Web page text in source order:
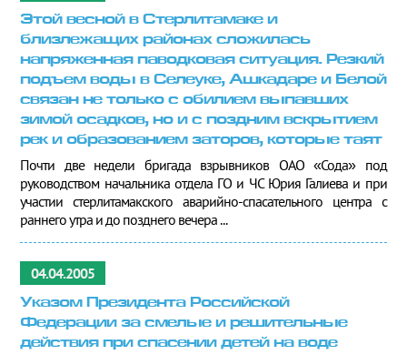
Этой весной в Стерлитамаке и
близлежащих районах сложилась
напряженная паводковая ситуация. Резкий
подъем воды в Селеуке, Ашкадаре и Белой
связан не только с обилием выпавших
зимой осадков, но и с поздним вскрытием
рек и образованием заторов, которые таят
Почти две недели бригада взрывников ОАО «Сода» под
руководством начальника отдела ГО и ЧС Юрия Галиева и при
участии стерлитамакского аварийно-спасательного центра с
раннего утра и до позднего вечера ...
04.04.2005
Указом Президента Российской
Федерации за смелые и решительные
действия при спасении детей на воде